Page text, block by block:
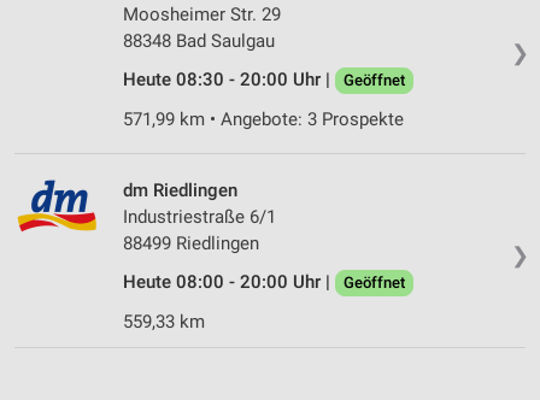
❯
Moosheimer Str. 29
88348 Bad Saulgau
Heute 08:30 - 20:00 Uhr |
Geöffnet
571,99 km • Angebote: 3 Prospekte
❯
dm Riedlingen
Industriestraße 6/1
88499 Riedlingen
Heute 08:00 - 20:00 Uhr |
Geöffnet
559,33 km